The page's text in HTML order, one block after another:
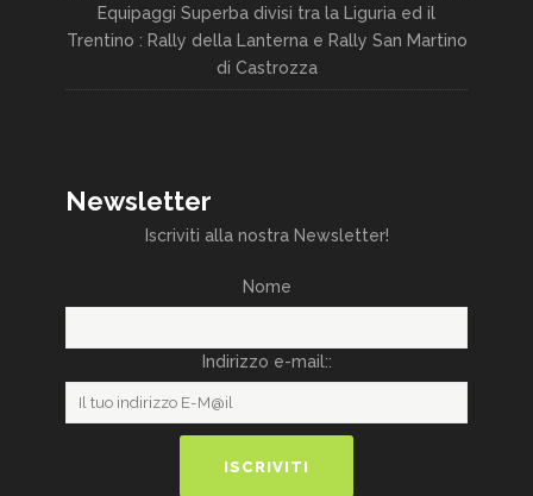
Equipaggi Superba divisi tra la Liguria ed il
Trentino : Rally della Lanterna e Rally San Martino
di Castrozza
Newsletter
Iscriviti alla nostra Newsletter!
Nome
Indirizzo e-mail::